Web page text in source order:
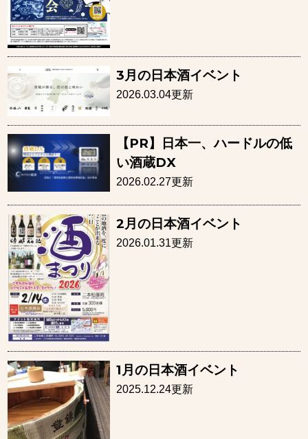
3月の日本酒イベント
2026.03.04更新
【PR】日本一、ハードルの低
い酒蔵DX
2026.02.27更新
2月の日本酒イベント
2026.01.31更新
1月の日本酒イベント
2025.12.24更新